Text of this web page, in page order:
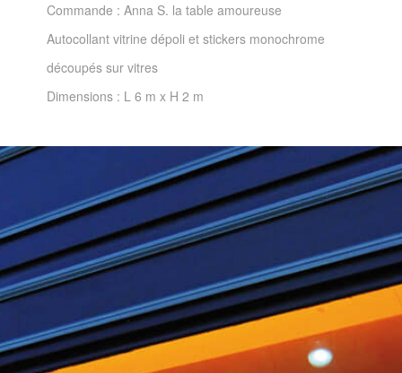
Commande : Anna S. la table amoureuse
Autocollant vitrine dépoli et stickers monochrome
découpés sur vitres
Dimensions : L 6 m x H 2 m